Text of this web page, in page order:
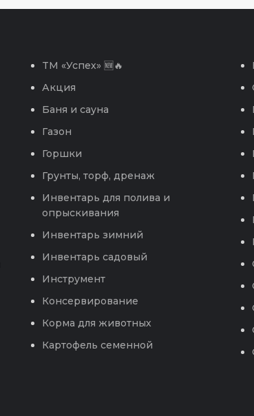
TM «Успех» 🆕🔥
Акция
Баня и сауна
Газон
Горшки
Грунты, торф, дренаж
Инвентарь для полива и
опрыскивания
Инвентарь зимний
Инвентарь садовый
Инструмент
Консервирование
Корма для животных
Картофель семенной